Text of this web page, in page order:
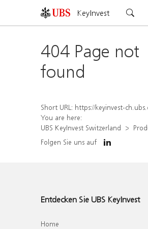
KeyInvest
404 Page not
found
Short URL: https://keyinvest-ch.ubs.com/produkt/detail/
You are here:
UBS KeyInvest Switzerland
Folgen Sie uns auf
Entdecken Sie UBS KeyInvest
Home